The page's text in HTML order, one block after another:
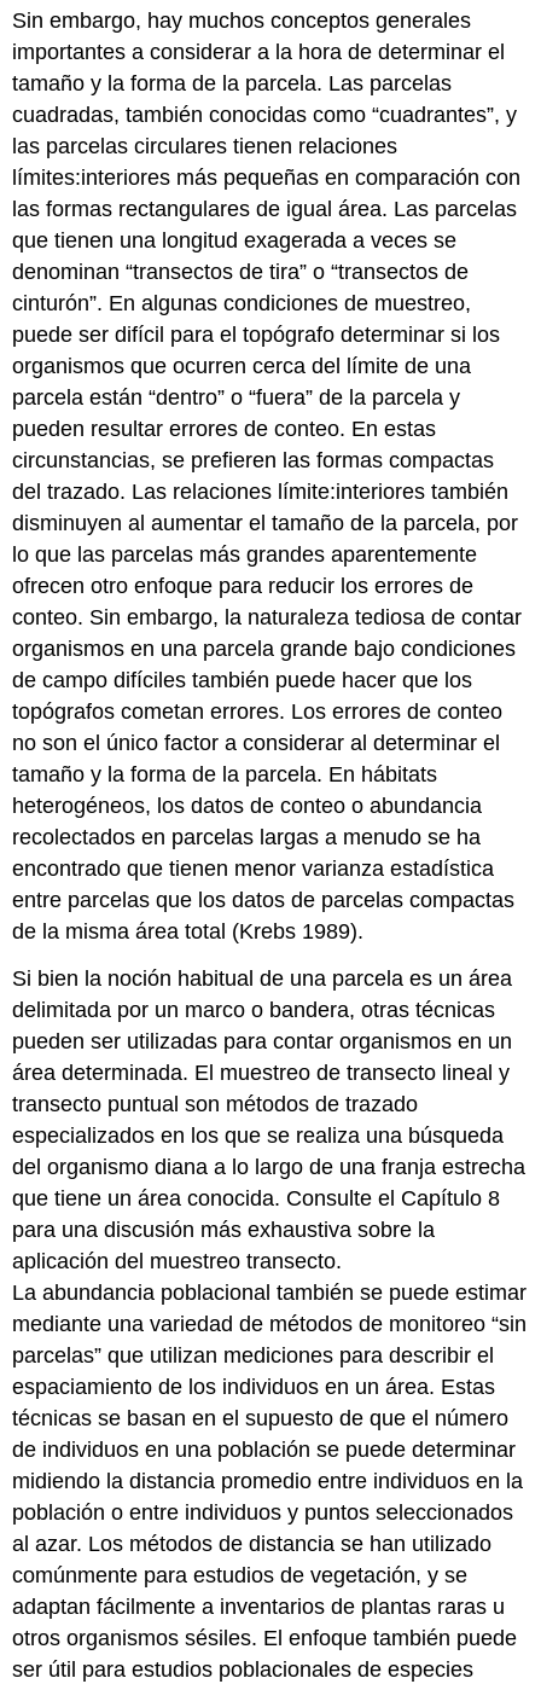
Sin embargo, hay muchos conceptos generales
importantes a considerar a la hora de determinar el
tamaño y la forma de la parcela. Las parcelas
cuadradas, también conocidas como “cuadrantes”, y
las parcelas circulares tienen relaciones
límites:interiores más pequeñas en comparación con
las formas rectangulares de igual área. Las parcelas
que tienen una longitud exagerada a veces se
denominan “transectos de tira” o “transectos de
cinturón”. En algunas condiciones de muestreo,
puede ser difícil para el topógrafo determinar si los
organismos que ocurren cerca del límite de una
parcela están “dentro” o “fuera” de la parcela y
pueden resultar errores de conteo. En estas
circunstancias, se prefieren las formas compactas
del trazado. Las relaciones límite:interiores también
disminuyen al aumentar el tamaño de la parcela, por
lo que las parcelas más grandes aparentemente
ofrecen otro enfoque para reducir los errores de
conteo. Sin embargo, la naturaleza tediosa de contar
organismos en una parcela grande bajo condiciones
de campo difíciles también puede hacer que los
topógrafos cometan errores. Los errores de conteo
no son el único factor a considerar al determinar el
tamaño y la forma de la parcela. En hábitats
heterogéneos, los datos de conteo o abundancia
recolectados en parcelas largas a menudo se ha
encontrado que tienen menor varianza estadística
entre parcelas que los datos de parcelas compactas
de la misma área total (Krebs 1989).
Si bien la noción habitual de una parcela es un área
delimitada por un marco o bandera, otras técnicas
pueden ser utilizadas para contar organismos en un
área determinada. El muestreo de transecto lineal y
transecto puntual son métodos de trazado
especializados en los que se realiza una búsqueda
del organismo diana a lo largo de una franja estrecha
que tiene un área conocida. Consulte el Capítulo 8
para una discusión más exhaustiva sobre la
aplicación del muestreo transecto.
La abundancia poblacional también se puede estimar
mediante una variedad de métodos de monitoreo “sin
parcelas” que utilizan mediciones para describir el
espaciamiento de los individuos en un área. Estas
técnicas se basan en el supuesto de que el número
de individuos en una población se puede determinar
midiendo la distancia promedio entre individuos en la
población o entre individuos y puntos seleccionados
al azar. Los métodos de distancia se han utilizado
comúnmente para estudios de vegetación, y se
adaptan fácilmente a inventarios de plantas raras u
otros organismos sésiles. El enfoque también puede
ser útil para estudios poblacionales de especies